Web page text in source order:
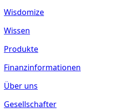
Wisdomize
Wissen
Produkte
Finanzinformationen
Über uns
Gesellschafter